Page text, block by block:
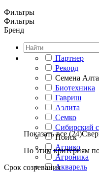
Фильтры
Фильтры
Бренд
Партнер
Рекорд
Семена
Биотехника
Гавриш
Аэлита
Семко
Сибирский
Поиск
Агрико
Агроника
Акварель
Показать все (24)
По этим критериям
Срок созревания